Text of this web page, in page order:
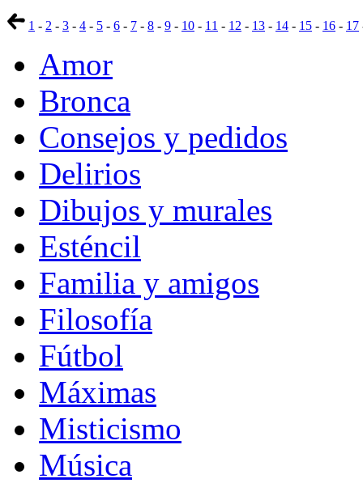
1 - 2 - 3 - 4 - 5 - 6 - 7 - 8 - 9 - 10 - 11 - 12 - 13 - 14 - 15 - 16 - 17
Amor
Bronca
Consejos y pedidos
Delirios
Dibujos y murales
Esténcil
Familia y amigos
Filosofía
Fútbol
Máximas
Misticismo
Música